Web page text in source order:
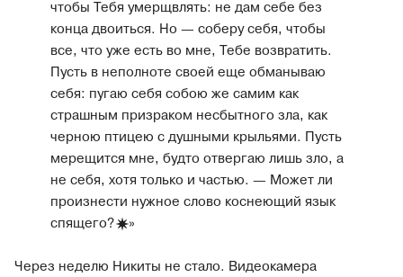
чтобы Тебя умерщвлять: не дам себе без
конца двоиться. Но — соберу себя, чтобы
все, что уже есть во мне, Тебе возвратить.
Пусть в неполноте своей еще обманываю
себя: пугаю себя собою же самим как
страшным призраком несбытного зла, как
черною птицею с душными крыльями. Пусть
мерещится мне, будто отвергаю лишь зло, а
не себя, хотя только и частью. — Может ли
произнести нужное слово коснеющий язык
спящего? »
Через неделю Никиты не стало. Видеокамера